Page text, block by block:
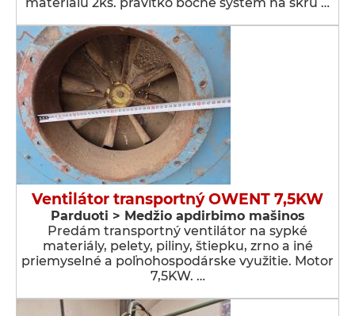
Ventilátor transportný OWENT 7,5KW
Parduoti > Medžio apdirbimo mašinos
Predám transportný ventilátor na sypké
materiály, pelety, piliny, štiepku, zrno a iné
priemyselné a poľnohospodárske využitie. Motor
7,5KW. …